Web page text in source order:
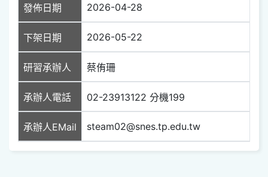
發佈日期 2026-04-28
下架日期 2026-05-22
研習承辦人 蔡侑珊
承辦人電話 02-23913122 分機199
承辦人EMail steam02@snes.tp.edu.tw